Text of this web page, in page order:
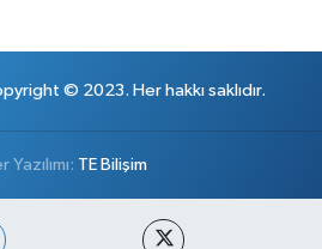
© 2023. Her hakkı saklıdır.
Yazılımı: TE Bilişim